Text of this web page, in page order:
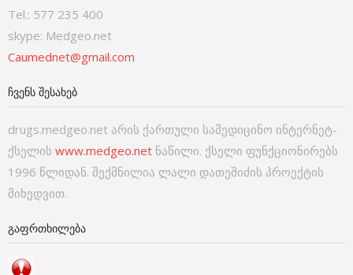
Tel.: 577 235 400
skype: Medgeo.net
Caumednet@gmail.com
ᲩᲕᲔᲜᲡ ᲨᲔᲡᲐᲮᲔᲑ
drugs.medgeo.net არის ქართული სამედიცინო ინტერნეტ-
ქსელის www.medgeo.net ნაწილი. ქსელი ფუნქციონირებს
1996 წლიდან. შექმნილია ლალი დათეშიძის პროექტის
მიხედვით.
ᲒᲐᲤᲠᲗᲮᲘᲚᲔᲑᲐ